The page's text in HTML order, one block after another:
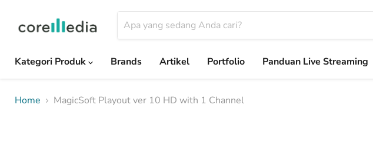
Kategori Produk
Brands Artikel Portfolio Panduan Live Streaming
Home MagicSoft Playout ver 10 HD with 1 Channel